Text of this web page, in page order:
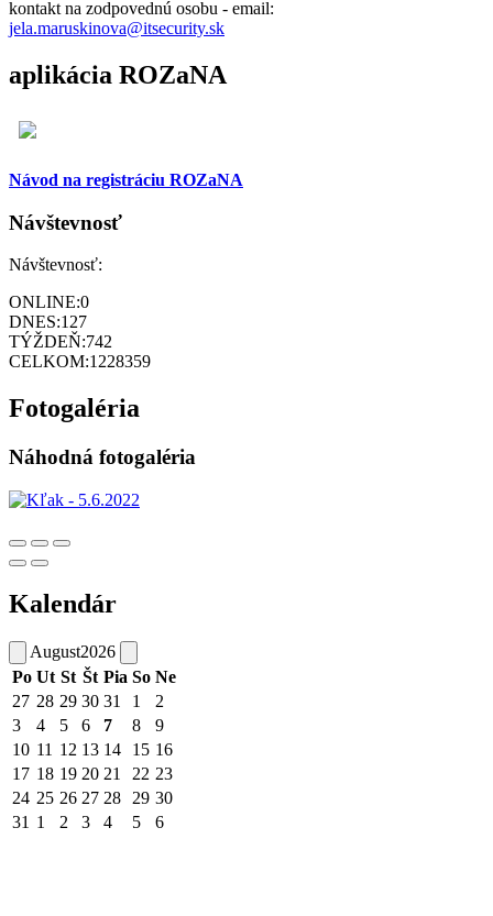
kontakt na zodpovednú osobu - email:
jela.maruskinova@itsecurity.sk
aplikácia ROZaNA
Návod na registráciu ROZaNA
Návštevnosť
Návštevnosť:
ONLINE:0
DNES:127
TÝŽDEŇ:742
CELKOM:1228359
Fotogaléria
Náhodná fotogaléria
Kalendár
August2026
Po Ut St Št Pia So Ne
27 28 29 30 31 1
2
3
4 5 6 7 8
9
10 11 12 13 14 15 16
17 18 19 20 21 22 23
24 25 26 27 28 29 30
31 1 2 3 4 5 6